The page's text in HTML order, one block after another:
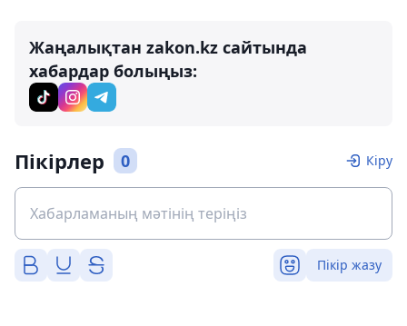
Жаңалықтан zakon.kz сайтында
хабардар болыңыз:
Пікірлер 0 Кіру
Пікір жазу